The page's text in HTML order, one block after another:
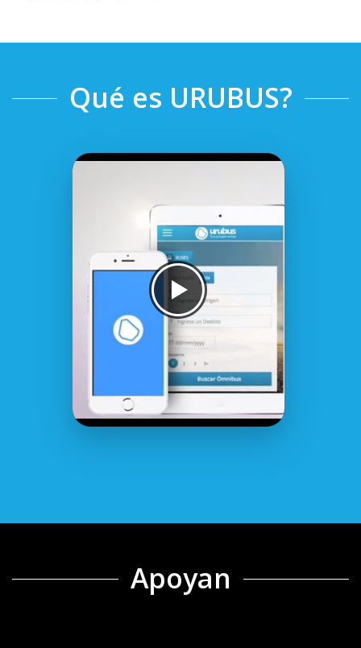
Qué es URUBUS?
Apoyan